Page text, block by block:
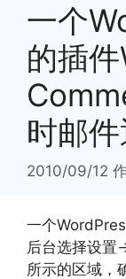
一个
的插
时邮
2010/09/12
一个
后台选择设置
所示的区域，